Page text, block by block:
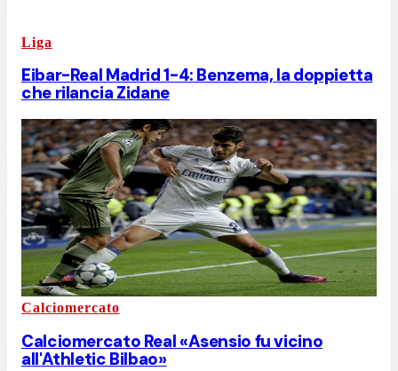
Liga
Eibar-Real Madrid 1-4: Benzema, la doppietta
che rilancia Zidane
Calciomercato
Calciomercato Real «Asensio fu vicino
all'Athletic Bilbao»